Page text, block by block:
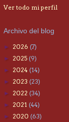
Ver todo mi perfil
Archivo del blog
► 2026 (7)
► 2025 (9)
► 2024 (14)
► 2023 (23)
► 2022 (34)
► 2021 (44)
► 2020 (63)